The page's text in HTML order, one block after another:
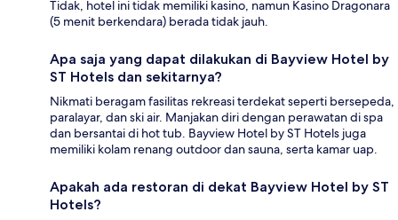
Tidak, hotel ini tidak memiliki kasino, namun Kasino Dragonara
(5 menit berkendara) berada tidak jauh.
Apa saja yang dapat dilakukan di Bayview Hotel by
ST Hotels dan sekitarnya?
Nikmati beragam fasilitas rekreasi terdekat seperti bersepeda,
paralayar, dan ski air. Manjakan diri dengan perawatan di spa
dan bersantai di hot tub. Bayview Hotel by ST Hotels juga
memiliki kolam renang outdoor dan sauna, serta kamar uap.
Apakah ada restoran di dekat Bayview Hotel by ST
Hotels?